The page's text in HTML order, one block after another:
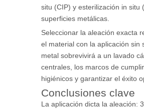
situ (CIP) y esterilización in
superficies metálicas.
Seleccionar la aleación exacta
el material con la aplicación sin
metal sobrevivirá a un lavado
centrales, los marcos de
higiénicos y garantizar el éxito
Conclusiones clave
La aplicación dicta la aleación: